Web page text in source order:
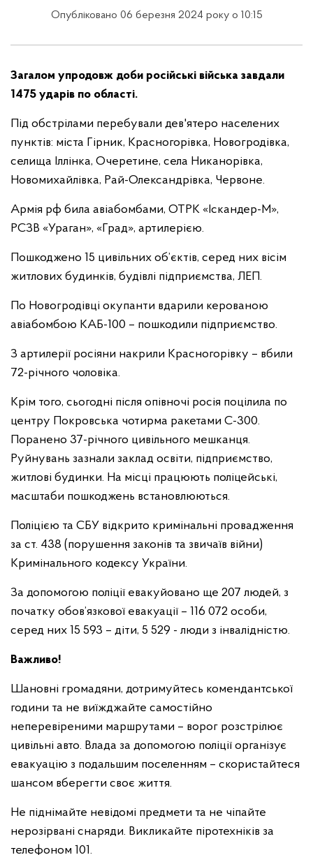
Опубліковано 06 березня 2024 року о 10:15
Загалом упродовж доби російські війська завдали
1475 ударів по області.
Під обстрілами перебували дев'ятеро населених
пунктів: міста Гірник, Красногорівка, Новогродівка,
селища Іллінка, Очеретине, села Никанорівка,
Новомихайлівка, Рай-Олександрівка, Червоне.
Армія рф била авіабомбами, ОТРК «Іскандер-М»,
РСЗВ «Ураган», «Град», артилерією.
Пошкоджено 15 цивільних об’єктів, серед них вісім
житлових будинків, будівлі підприємства, ЛЕП.
По Новогродівці окупанти вдарили керованою
авіабомбою КАБ-100 – пошкодили підприємство.
З артилерії росіяни накрили Красногорівку – вбили
72-річного чоловіка.
Крім того, сьогодні після опівночі росія поцілила по
центру Покровська чотирма ракетами С-300.
Поранено 37-річного цивільного мешканця.
Руйнувань зазнали заклад освіти, підприємство,
житлові будинки. На місці працюють поліцейські,
масштаби пошкоджень встановлюються.
Поліцією та СБУ відкрито кримінальні провадження
за ст. 438 (порушення законів та звичаїв війни)
Кримінального кодексу України.
За допомогою поліції евакуйовано ще 207 людей, з
початку обов’язкової евакуації – 116 072 особи,
серед них 15 593 – діти, 5 529 - люди з інвалідністю.
Важливо!
Шановні громадяни, дотримуйтесь комендантської
години та не виїжджайте самостійно
неперевіреними маршрутами – ворог розстрілює
цивільні авто. Влада за допомогою поліції організує
евакуацію з подальшим поселенням – скористайтеся
шансом вберегти своє життя.
Не піднімайте невідомі предмети та не чіпайте
нерозірвані снаряди. Викликайте піротехніків за
телефоном 101.